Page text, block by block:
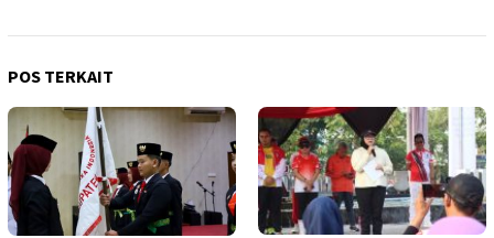
POS TERKAIT